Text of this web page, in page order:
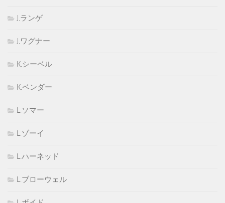
J.ランゲ
J.ワグナー
K.シーベル
K.ベンダー
L.ソマー
L.ゾーイ
L.ハーネッド
L.ブローウェル